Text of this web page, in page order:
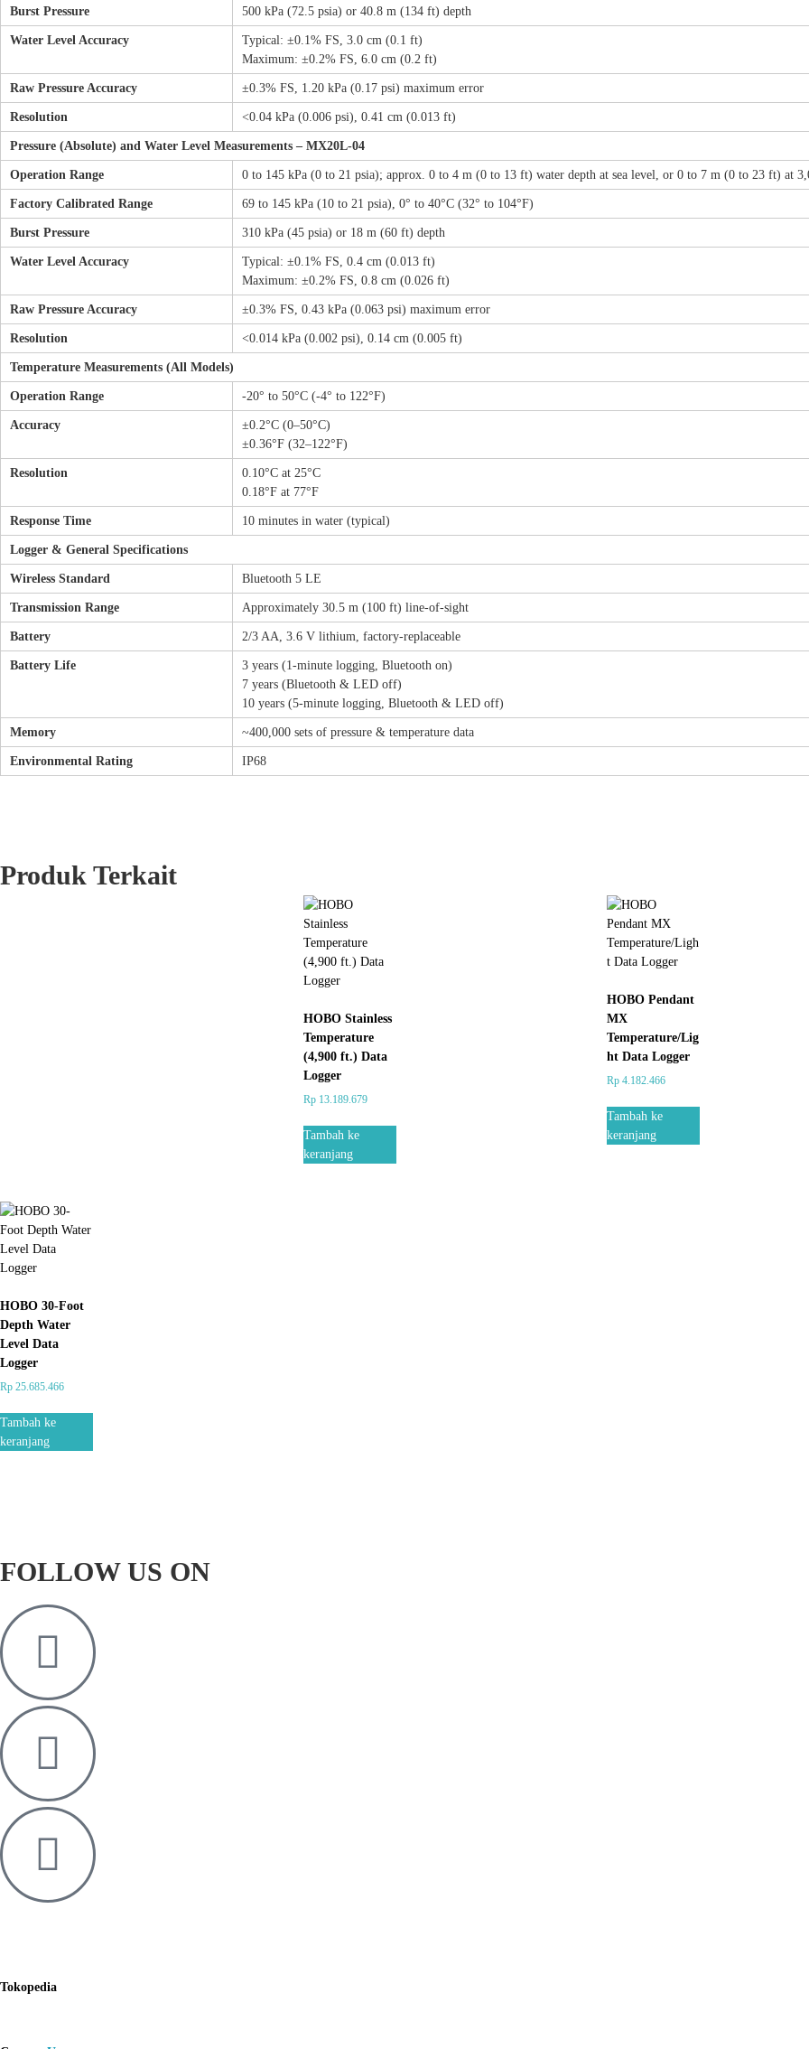
Burst Pressure 500 kPa (72.5 psia) or 40.8 m (134 ft) depth
Water Level Accuracy
Typical: ±0.1% FS, 3.0 cm (0.1 ft)
Maximum: ±0.2% FS, 6.0 cm (0.2 ft)
Raw Pressure Accuracy ±0.3% FS, 1.20 kPa (0.17 psi) maximum error
Resolution <0.04 kPa (0.006 psi), 0.41 cm (0.013 ft)
Pressure (Absolute) and Water Level Measurements – MX20L-04
Operation Range 0 to 145 kPa (0 to 21 psia); approx. 0 to 4 m (0 to 13 ft) water depth at sea level, or 0 to 7 m (0 to 23 ft) at
Factory Calibrated Range 69 to 145 kPa (10 to 21 psia), 0° to 40°C (32° to 104°F)
Burst Pressure 310 kPa (45 psia) or 18 m (60 ft) depth
Water Level Accuracy
Typical: ±0.1% FS, 0.4 cm (0.013 ft)
Maximum: ±0.2% FS, 0.8 cm (0.026 ft)
Raw Pressure Accuracy ±0.3% FS, 0.43 kPa (0.063 psi) maximum error
Resolution <0.014 kPa (0.002 psi), 0.14 cm (0.005 ft)
Temperature Measurements (All Models)
Operation Range -20° to 50°C (-4° to 122°F)
Accuracy
±0.2°C (0–50°C)
±0.36°F (32–122°F)
Resolution
0.10°C at 25°C
0.18°F at 77°F
Response Time 10 minutes in water (typical)
Logger & General Specifications
Wireless Standard Bluetooth 5 LE
Transmission Range Approximately 30.5 m (100 ft) line-of-sight
Battery 2/3 AA, 3.6 V lithium, factory-replaceable
Battery Life
3 years (1-minute logging, Bluetooth on)
7 years (Bluetooth & LED off)
10 years (5-minute logging, Bluetooth & LED off)
Memory ~400,000 sets of pressure & temperature data
Environmental Rating IP68
Produk Terkait
HOBO Stainless
Temperature
(4,900 ft.) Data
Logger
Rp 13.189.679
Tambah ke
keranjang
HOBO Pendant
MX
Temperature/Lig
ht Data Logger
Rp 4.182.466
Tambah ke
keranjang
HOBO 30-Foot
Depth Water
Level Data
Logger
Rp 25.685.466
Tambah ke
keranjang
FOLLOW US ON
Tokopedia